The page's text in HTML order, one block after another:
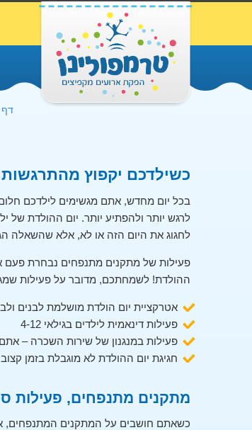
דף
כשילדכם יקפוץ
בכל יום מחדש, אתם מגשימים לילדכם
לרגש יותר ולהפתיע יותר. יום ההולדת
לחגוג את היום הזה או לא, אלא שהשאלה
פעילות של מתקנים מתנפחים נבחרת פעם
ההולדת! לשמחתכם, מדובר על פעילות
אטרקציית יום הולדת מושלמת לבנים
פעילות דינאמית לילדים בגילאי 4-12
פעילות במנגנון של שירות השכרה –
חגיגת יום ההולדת לא מוגבלת בזמן
מתקנים מתנפחים, פעילות
כשאתם חושבים על המתקנים המתנפחים,